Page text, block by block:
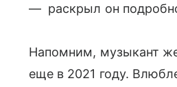
— раскрыл он
Напомним, музыкант
еще в 2021 году.